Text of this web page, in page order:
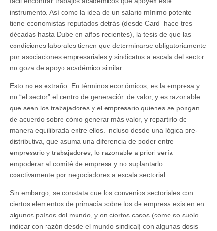
instrumento. Así como la idea de un salario mínimo potente
tiene economistas reputados detrás (desde Card hace tres
décadas hasta Dube en años recientes), la tesis de que las
condiciones laborales tienen que determinarse obligatoriamente
por asociaciones empresariales y sindicatos a escala del sector
no goza de apoyo académico similar.
Esto no es extraño. En términos económicos, es la empresa y
no “el sector” el centro de generación de valor, y es razonable
que sean los trabajadores y el empresario quienes se pongan
de acuerdo sobre cómo generar más valor, y repartirlo de
manera equilibrada entre ellos. Incluso desde una lógica pre-
distributiva, que asuma una diferencia de poder entre
empresario y trabajadores, lo razonable a priori sería
empoderar al comité de empresa y no suplantarlo
coactivamente por negociadores a escala sectorial.
Sin embargo, se constata que los convenios sectoriales con
ciertos elementos de primacía sobre los de empresa existen en
algunos países del mundo, y en ciertos casos (como se suele
indicar con razón desde el mundo sindical) con algunas dosis